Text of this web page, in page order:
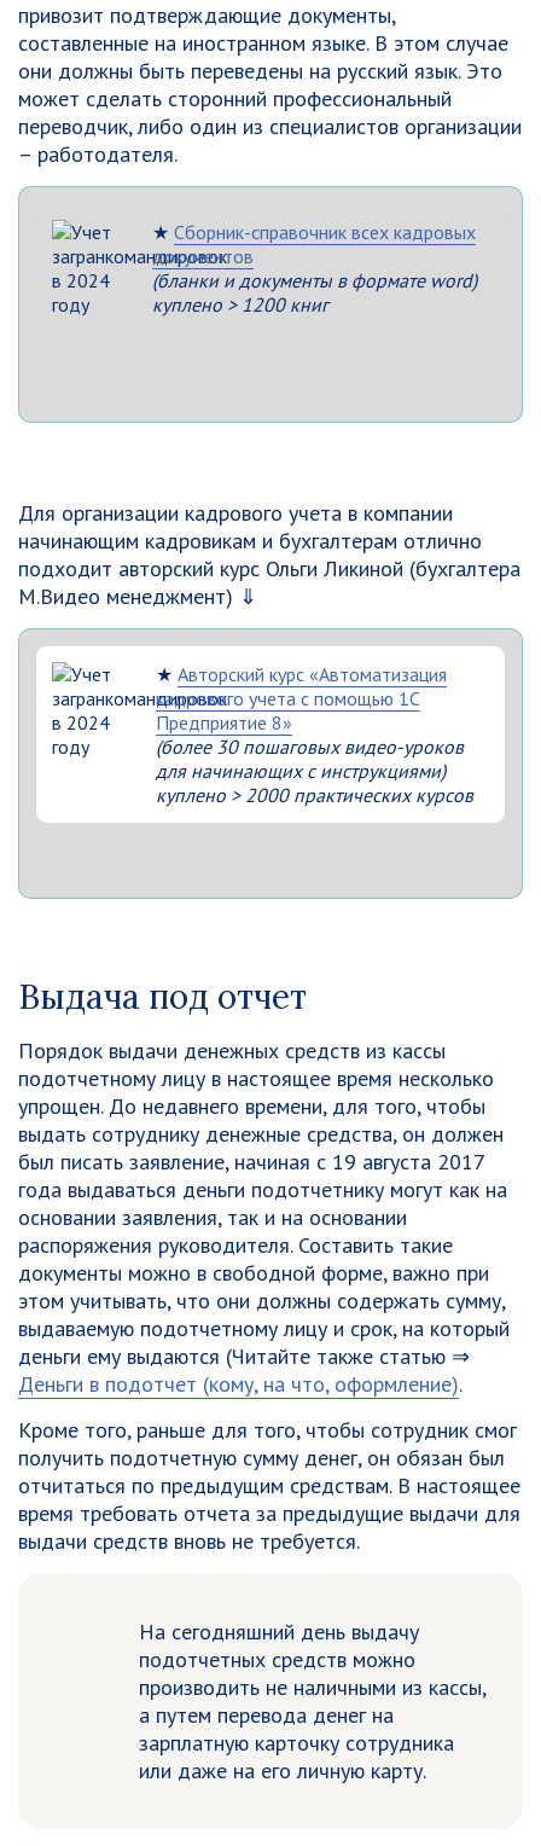
привозит подтверждающие документы,
составленные на иностранном языке. В этом случае
они должны быть переведены на русский язык. Это
может сделать сторонний профессиональный
переводчик, либо один из специалистов организации
– работодателя.
★ Сборник-справочник всех кадровых
документов
(бланки и документы в формате word)
куплено > 1200 книг
Для организации кадрового учета в компании
начинающим кадровикам и бухгалтерам отлично
подходит авторский курс Ольги Ликиной (бухгалтера
М.Видео менеджмент) ⇓
★ Авторский курс «Автоматизация
кадрового учета с помощью 1С
Предприятие 8»
(более 30 пошаговых видео-уроков
для начинающих с инструкциями)
куплено > 2000 практических курсов
Выдача под отчет
Порядок выдачи денежных средств из кассы
подотчетному лицу в настоящее время несколько
упрощен. До недавнего времени, для того, чтобы
выдать сотруднику денежные средства, он должен
был писать заявление, начиная с 19 августа 2017
года выдаваться деньги подотчетнику могут как на
основании заявления, так и на основании
распоряжения руководителя. Составить такие
документы можно в свободной форме, важно при
этом учитывать, что они должны содержать сумму,
выдаваемую подотчетному лицу и срок, на который
деньги ему выдаются (Читайте также статью ⇒
Деньги в подотчет (кому, на что, оформление).
Кроме того, раньше для того, чтобы сотрудник смог
получить подотчетную сумму денег, он обязан был
отчитаться по предыдущим средствам. В настоящее
время требовать отчета за предыдущие выдачи для
выдачи средств вновь не требуется.
На сегодняшний день выдачу
подотчетных средств можно
производить не наличными из кассы,
а путем перевода денег на
зарплатную карточку сотрудника
или даже на его личную карту.